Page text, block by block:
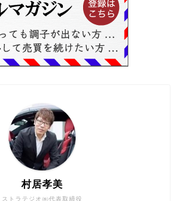
ストラテジオ㈱代表取締役
村居孝美